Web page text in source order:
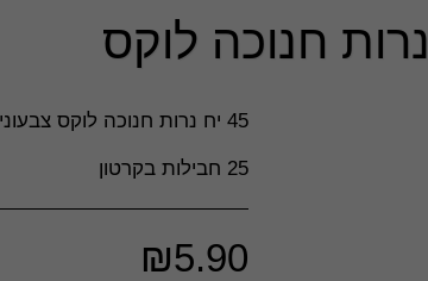
נרות חנוכה לוקס
25 חבילות בקרטון
₪5.90